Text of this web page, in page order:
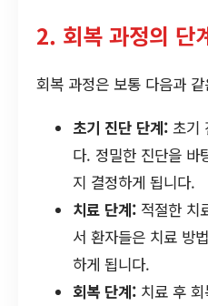
2. 회복 과정의 단
회복 과정은 보통 다음과
초기 진단 단계: 초기
다. 정밀한 진단을 바
지 결정하게 됩니다.
치료 단계: 적절한 치
서 환자들은 치료 방
하게 됩니다.
회복 단계: 치료 후